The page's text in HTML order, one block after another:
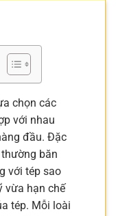
chọn các
với nhau
đầu. Đặc
băn
với tép sao
vừa hạn chế
tép. Mỗi loài